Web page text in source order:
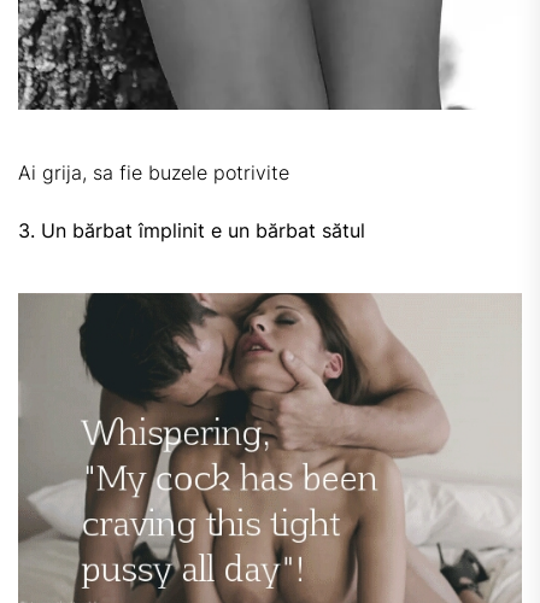
Ai grija, sa fie buzele potrivite
3. Un bărbat împlinit e un bărbat sătul